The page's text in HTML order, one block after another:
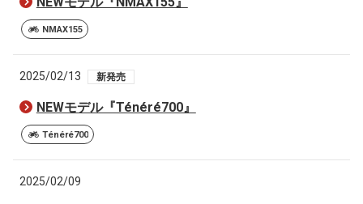
NMAX155
2025/02/13 新発売
NEWモデル『Ténéré700』
Ténéré700
2025/02/09